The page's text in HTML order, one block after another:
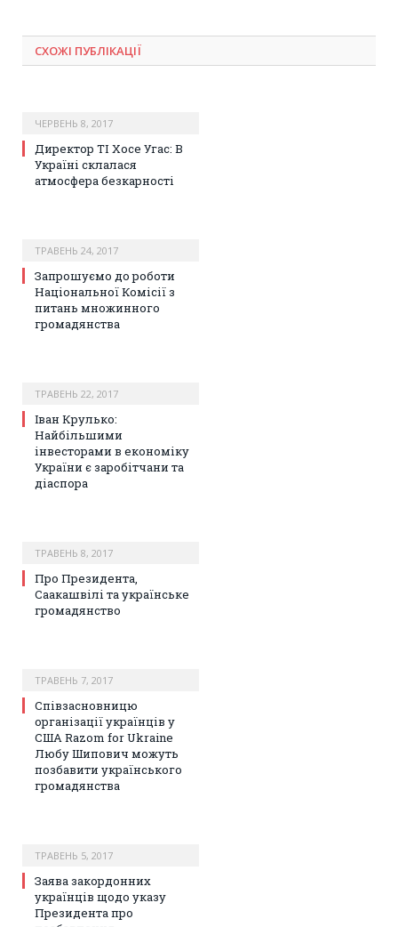
СХОЖІ ПУБЛІКАЦІЇ
ЧЕРВЕНЬ 8, 2017
Директор TI Хосе Угас: В
Україні склалася
атмосфера безкарності
ТРАВЕНЬ 24, 2017
Запрошуємо до роботи
Національної Комісії з
питань множинного
громадянства
ТРАВЕНЬ 22, 2017
Іван Крулько:
Найбільшими
інвесторами в економіку
України є заробітчани та
діаспора
ТРАВЕНЬ 8, 2017
Про Президента,
Саакашвілі та українське
громадянство
ТРАВЕНЬ 7, 2017
Співзасновницю
організації українців у
США Razom for Ukraine
Любу Шипович можуть
позбавити українського
громадянства
ТРАВЕНЬ 5, 2017
Заява закордонних
українців щодо указу
Президента про